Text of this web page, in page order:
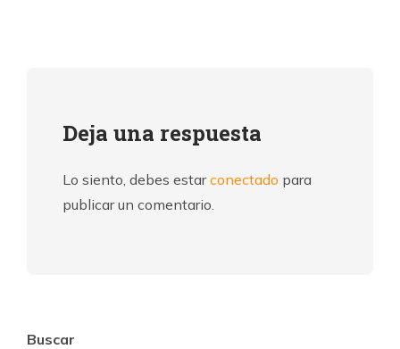
Deja una respuesta
Lo siento, debes estarconectado para
publicar un comentario.
Buscar